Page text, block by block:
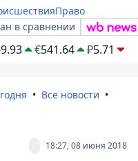
Право
в сравнении
€541.64 ₽5.71
Все новости
18:27, 08 июня 2018